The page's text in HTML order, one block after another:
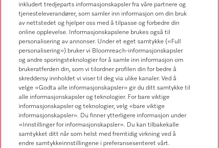
Forhandlersøk
Følg Miele Professional
inkludert tredjeparts informasjonskapsler fra våre partnere og
tjenesteleverandører, som samler inn informasjon om din bruk
av nettstedet og hjelper oss med å tilpasse og forbedre din
online opplevelse. Informasjonskapslene brukes også til
personalisering av annonser. Under et eget samtykke («Full
personalisering») bruker vi Bloomreach-informasjonskapsler
og andre sporingsteknologier for å samle inn informasjon om
brukeratferden din, som vi tilordner profilen din for bedre å
skreddersy innholdet vi viser til deg via ulike kanaler. Ved å
velge «Godta alle informasjonskapsler» gir du ditt samtykke til
alle informasjonskapsler og teknologier. For bare viktige
informasjonskapsler og teknologier, velg «bare viktige
informasjonskapsler». Du finner ytterligere informasjon under
«Innstillinger for informasjonskapsler». Du kan tilbakekalle
samtykket ditt når som helst med fremtidig virkning ved å
endre samtykkeinnstillingene i preferansesenteret vårt.